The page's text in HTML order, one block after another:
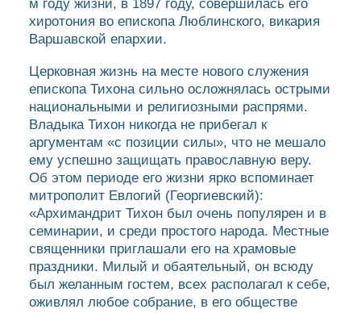
м году жизни, в 1897 году, совершилась его
хиротония во епископа Люблинского, викария
Варшавской епархии.
Церковная жизнь на месте нового служения
епископа Тихона сильно осложнялась острыми
национальными и религиозными распрями.
Владыка Тихон никогда не прибегал к
аргументам «с позиции силы», что не мешало
ему успешно защищать православную веру.
Об этом периоде его жизни ярко вспоминает
митрополит Евлогий (Георгиевский):
«Архимандрит Тихон был очень популярен и в
семинарии, и среди простого народа. Местные
священники приглашали его на храмовые
праздники. Милый и обаятельный, он всюду
был желанным гостем, всех располагал к себе,
оживлял любое собрание, в его обществе